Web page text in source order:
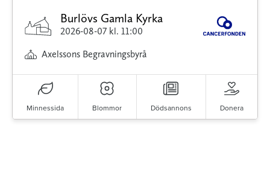
Burlövs Gamla Kyrka
2026-08-07 kl. 11:00
Axelssons Begravningsbyrå
Minnessida Blommor Dödsannons Donera